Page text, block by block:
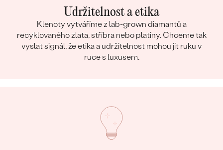
Udržitelnost a etika
Klenoty vytváříme z lab-grown diamantů a
recyklovaného zlata, stříbra nebo platiny. Chceme tak
vyslat signál, že etika a udržitelnost mohou jít ruku v
ruce s luxusem.